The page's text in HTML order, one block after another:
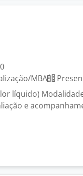
MBA
líquido)
e